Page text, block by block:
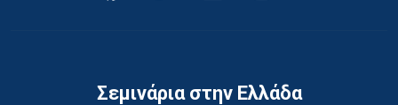
Σεμινάρια στην Ελλάδα